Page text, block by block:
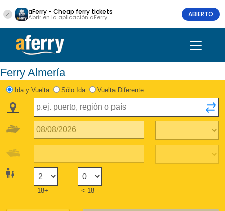
aFerry - Cheap ferry tickets
Abrir en la aplicación aFerry ABIERTO
Ferry Almería
Ida y Vuelta Sólo Ida Vuelta Diferente
18+ < 18